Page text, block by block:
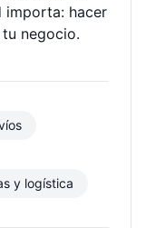
importa: hacer
negocio.
y logística